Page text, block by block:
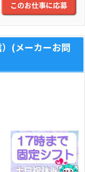
このお仕事に応募
(メーカーお問